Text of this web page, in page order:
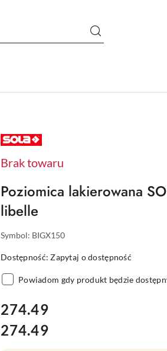
NAZWA
PRODUCENTA:
Brak towaru
Poziomica lakierowana
libelle
Symbol: BIGX150
Dostępność:Zapytaj o dostępność
Powiadom gdy produkt będzie
cena:
274.49
Cena:
274.49